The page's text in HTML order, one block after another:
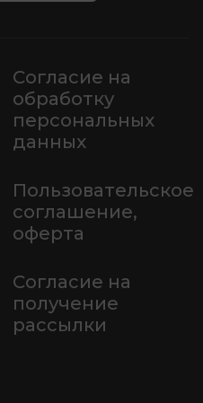
Согласие на
обработку
персональных
данных
Пользовательское
соглашение,
оферта
Согласие на
получение
рассылки